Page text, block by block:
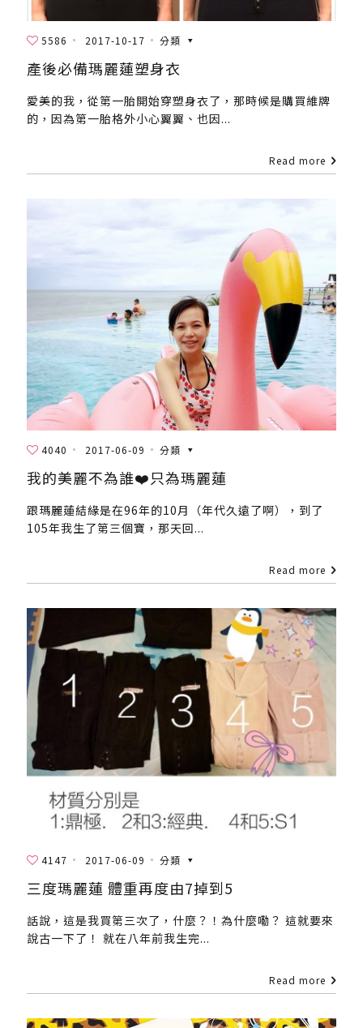
5586 2017-10-17 分類
產後必備瑪麗蓮塑身衣
愛美的我，從第一胎開始穿塑身衣了，那時候是購買維牌
的，因為第一胎格外小心翼翼、也因...
Read more
4040 2017-06-09 分類
我的美麗不為誰❤️只為瑪麗蓮
跟瑪麗蓮結緣是在96年的10月（年代久遠了啊），到了
105年我生了第三個寶，那天回...
Read more
4147 2017-06-09 分類
三度瑪麗蓮 體重再度由7掉到5
話說，這是我買第三次了，什麼？！為什麼嘞？ 這就要來
說古一下了！ 就在八年前我生完...
Read more